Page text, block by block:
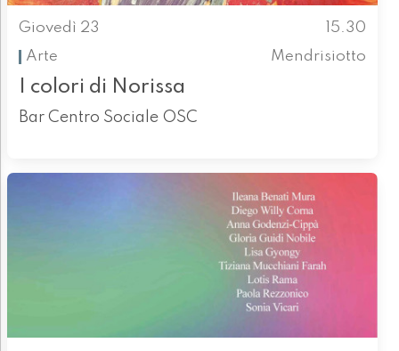
Giovedì 23
15.30
Arte
Mendrisiotto
I colori di Norissa
Bar Centro Sociale OSC